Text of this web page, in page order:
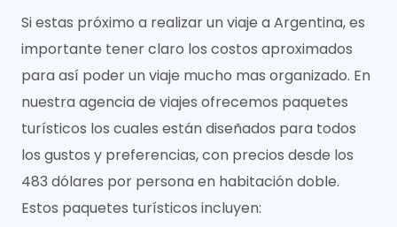
Si estas próximo a realizar un viaje a Argentina, es
importante tener claro los costos aproximados
para así poder un viaje mucho mas organizado. En
nuestra agencia de viajes ofrecemos paquetes
turísticos los cuales están diseñados para todos
los gustos y preferencias, con precios desde los
483 dólares por persona en habitación doble.
Estos paquetes turísticos incluyen: